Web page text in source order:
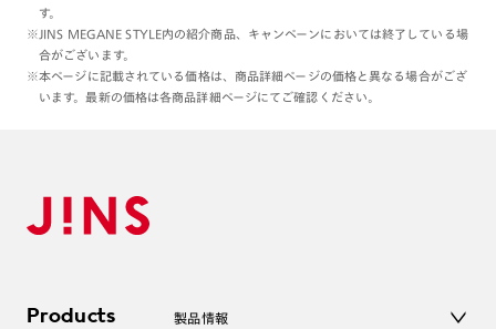
す。
※JINS MEGANE STYLE内の紹介商品、キャンペーンにおいては終了している場
合がございます。
※本ページに記載されている価格は、商品詳細ページの価格と異なる場合がござ
います。最新の価格は各商品詳細ページにてご確認ください。
Products 製品情報